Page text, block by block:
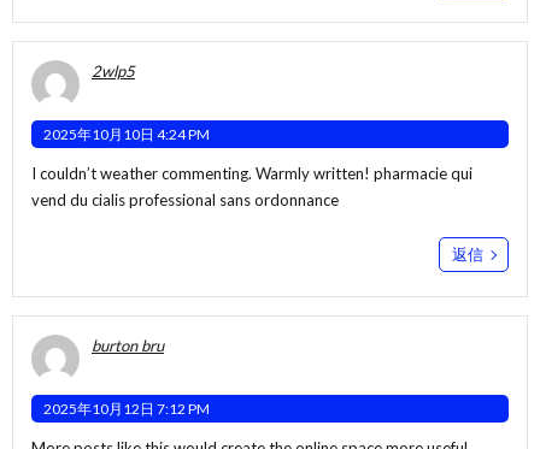
2wlp5
2025年10月10日 4:24 PM
I couldn’t weather commenting. Warmly written! pharmacie qui
vend du cialis professional sans ordonnance
返信
burton bru
2025年10月12日 7:12 PM